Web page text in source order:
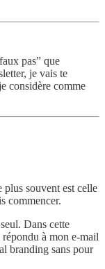
pas” que
je vais te
considère comme
plus souvent est celle
commencer.
Dans cette
répondu à mon e-mail
branding sans pour